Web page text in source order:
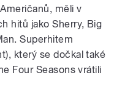
měli v
hitů jako Sherry, Big
Superhitem
který se dočkal také
Four Seasons vrátili